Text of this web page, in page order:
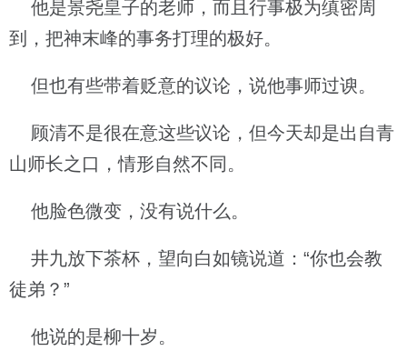
他是景尧皇子的老师，而且行事极为缜密周
到，把神末峰的事务打理的极好。
但也有些带着贬意的议论，说他事师过谀。
顾清不是很在意这些议论，但今天却是出自青
山师长之口，情形自然不同。
他脸色微变，没有说什么。
井九放下茶杯，望向白如镜说道：“你也会教
徒弟？”
他说的是柳十岁。